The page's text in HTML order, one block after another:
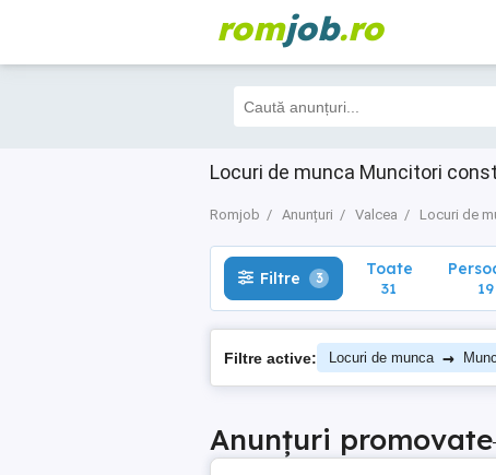
romjob.ro
Locuri de munca Muncitori
Romjob Anunțuri Valcea Locuri de
Filtre 3 Toate
31
Filtre 3 Toate
31 19
Filtre active: Locuri de munca →
Anunțuri promovate